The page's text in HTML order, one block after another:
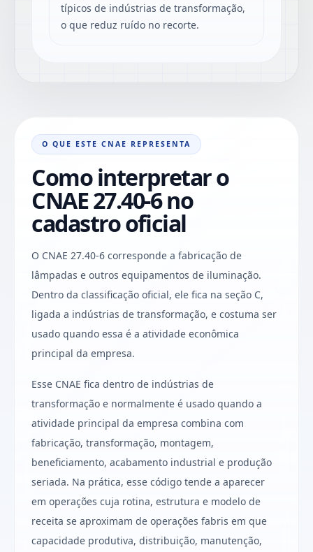
típicos de indústrias de transformação,
o que reduz ruído no recorte.
O QUE ESTE CNAE REPRESENTA
Como interpretar o
CNAE 27.40-6 no
cadastro oficial
O CNAE 27.40-6 corresponde a fabricação de
lâmpadas e outros equipamentos de iluminação.
Dentro da classificação oficial, ele fica na seção C,
ligada a indústrias de transformação, e costuma ser
usado quando essa é a atividade econômica
principal da empresa.
Esse CNAE fica dentro de indústrias de
transformação e normalmente é usado quando a
atividade principal da empresa combina com
fabricação, transformação, montagem,
beneficiamento, acabamento industrial e produção
seriada. Na prática, esse código tende a aparecer
em operações cuja rotina, estrutura e modelo de
receita se aproximam de operações fabris em que
capacidade produtiva, distribuição, manutenção,